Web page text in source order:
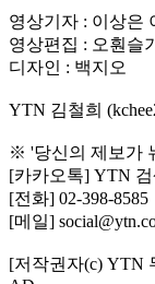
영상기자 : 이상은
영상편집 : 오훤슬기
디자인 : 백지오
YTN 김철희
※ '당신의 제보가
[카카오톡] YTN
[전화] 02-398-8585
[메일]
[저작권자(c) YTN